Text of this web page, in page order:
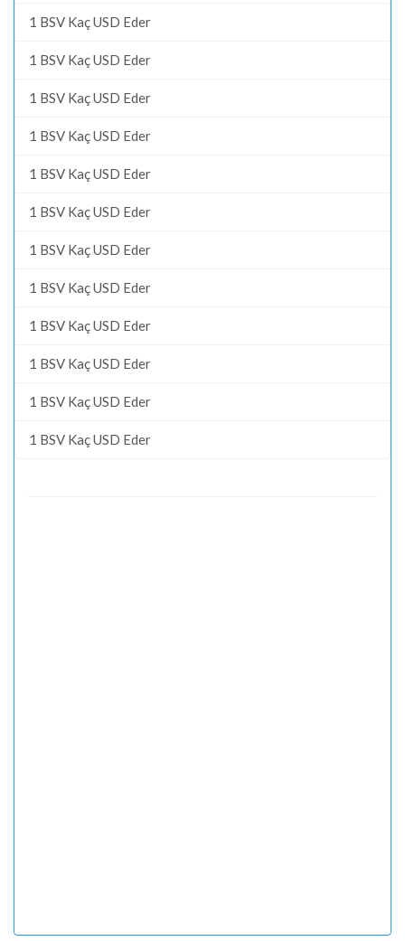
1 BSV Kaç USD Eder
1 BSV Kaç USD Eder
1 BSV Kaç USD Eder
1 BSV Kaç USD Eder
1 BSV Kaç USD Eder
1 BSV Kaç USD Eder
1 BSV Kaç USD Eder
1 BSV Kaç USD Eder
1 BSV Kaç USD Eder
1 BSV Kaç USD Eder
1 BSV Kaç USD Eder
1 BSV Kaç USD Eder